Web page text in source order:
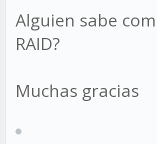
Alguien sabe
RAID?
Muchas gracias